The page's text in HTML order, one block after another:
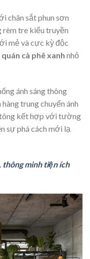
chân sắt phun sơn
rèm tre kiểu truyền
mẻ và cực kỳ độc
cà phê xanh nhỏ
ánh sáng thông
trung chuyển ánh
tông kết hợp với tường
sự phá cách mới lạ
thông minh tiện ích